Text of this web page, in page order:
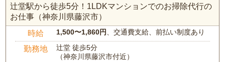
辻堂駅から徒歩5分！1LDKマンションでのお掃除代行の
お仕事（神奈川県藤沢市）
時給 1,500〜1,860円 、交通費支給、前払い制度あり
勤務地
辻堂 徒歩5分
（神奈川県藤沢市付近）